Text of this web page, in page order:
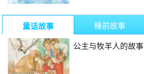
童话故事 睡前故事
公主与牧羊人的故事